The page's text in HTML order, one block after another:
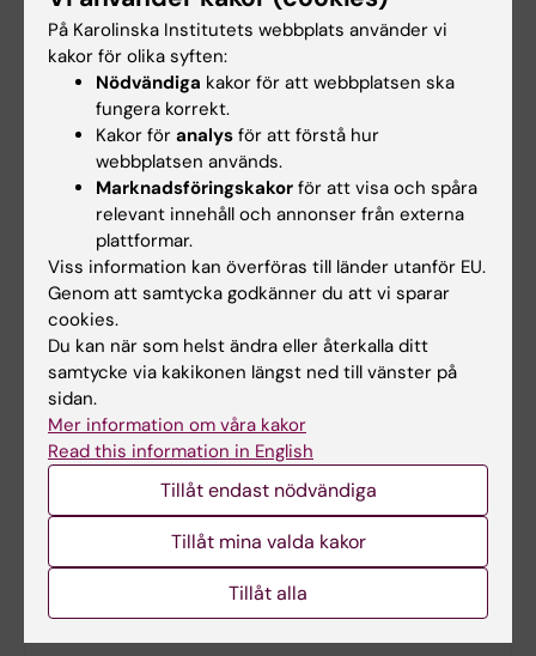
social hållbarhet (CSS) skapades:
"För att vi ska fungera som individer, på gruppnivå
och i samhället krävs medkänsla, tillit och altruism"
Hållbar utveckling på KI
KI bidrar till en hållbar utveckling genom både
utbildning och forskning. KI:s vision är att främja
kunskap om livet och sträva mot bättre hälsa för
alla. I det ingår att ta ansvar för miljö och sociala
perspektiv för framtida generationer.
På Karolinska Institutets webbplats använder vi
kakor för olika syften:
Nödvändiga kakor för att webbplatsen ska
fungera korrekt.
Kakor för analys för att förstå hur
webbplatsen används.
Marknadsföringskakor för att visa och spåra
relevant innehåll och annonser från externa
plattformar.
Viss information kan överföras till länder utanför EU.
Genom att samtycka godkänner du att vi sparar
cookies.
Du kan när som helst ändra eller återkalla ditt
samtycke via kakikonen längst ned till vänster på
sidan.
Mer information om våra kakor
Read this information in English
Tillåt endast nödvändiga
Tillåt mina valda kakor
Tillåt alla